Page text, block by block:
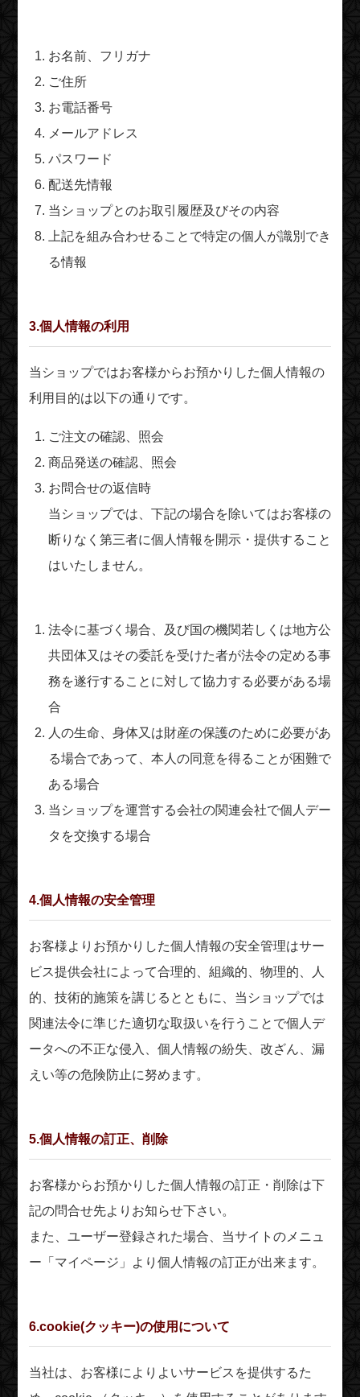
お名前、フリガナ
ご住所
お電話番号
メールアドレス
パスワード
配送先情報
当ショップとのお取引履歴及びその内容
上記を組み合わせることで特定の個人が識別でき
る情報
3.個人情報の利用
当ショップではお客様からお預かりした個人情報の
利用目的は以下の通りです。
ご注文の確認、照会
商品発送の確認、照会
お問合せの返信時
当ショップでは、下記の場合を除いてはお客様の
断りなく第三者に個人情報を開示・提供すること
はいたしません。
法令に基づく場合、及び国の機関若しくは地方公
共団体又はその委託を受けた者が法令の定める事
務を遂行することに対して協力する必要がある場
合
人の生命、身体又は財産の保護のために必要があ
る場合であって、本人の同意を得ることが困難で
ある場合
当ショップを運営する会社の関連会社で個人デー
タを交換する場合
4.個人情報の安全管理
お客様よりお預かりした個人情報の安全管理はサー
ビス提供会社によって合理的、組織的、物理的、人
的、技術的施策を講じるとともに、当ショップでは
関連法令に準じた適切な取扱いを行うことで個人デ
ータへの不正な侵入、個人情報の紛失、改ざん、漏
えい等の危険防止に努めます。
5.個人情報の訂正、削除
お客様からお預かりした個人情報の訂正・削除は下
記の問合せ先よりお知らせ下さい。
また、ユーザー登録された場合、当サイトのメニュ
ー「マイページ」より個人情報の訂正が出来ます。
6.cookie(クッキー)の使用について
当社は、お客様によりよいサービスを提供するた